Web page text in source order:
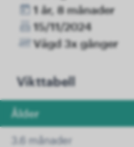
1 år, 8 månader
15/11/2024
Vägd 3x gånger
Vikttabell
Ålder
3.6 månader